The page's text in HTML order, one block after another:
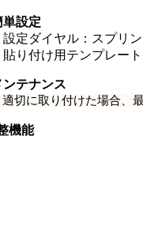
単設定
設定ダイヤル：スプリ
貼り付け用テンプレー
ンテナンス
適切に取り付けた場合、
機能